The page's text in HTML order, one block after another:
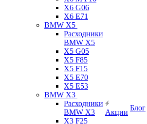
X6 G06
X6 E71
BMW X5
Расходники
BMW X5
X5 G05
X5 F85
X5 F15
X5 E70
X5 E53
BMW X3
Расходники
BMW X3
X3 F25
Акции
Блог